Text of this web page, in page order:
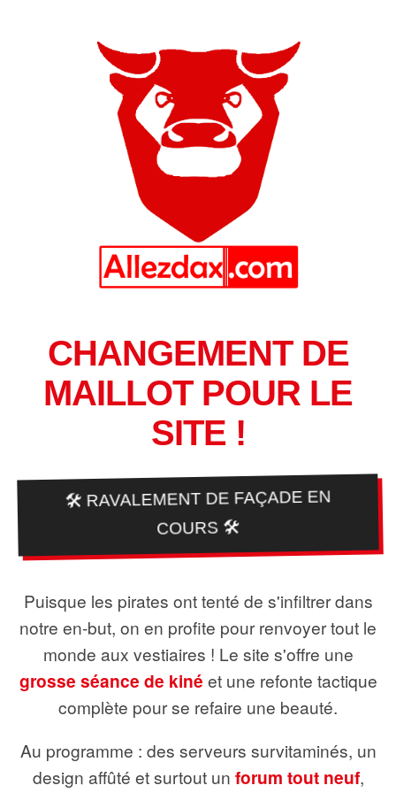
CHANGEMENT DE
MAILLOT POUR LE
SITE !
🛠️ RAVALEMENT DE FAÇADE EN
COURS 🛠️
Puisque les pirates ont tenté de s'infiltrer dans
notre en-but, on en profite pour renvoyer tout le
monde aux vestiaires ! Le site s'offre une
grosse séance de kiné et une refonte tactique
complète pour se refaire une beauté.
Au programme : des serveurs survitaminés, un
design affûté et surtout un forum tout neuf,